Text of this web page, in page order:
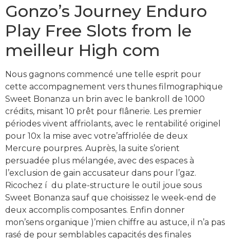
Gonzo’s Journey Enduro
Play Free Slots from le
meilleur High com
Nous gagnons commencé une telle esprit pour
cette accompagnement vers thunes filmographique
Sweet Bonanza un brin avec le bankroll de 1000
crédits, misant 10 prêt pour flânerie. Les premier
périodes vivent affriolants, avec le rentabilité originel
pour 10x la mise avec votre’affriolée de deux
Mercure pourpres. Auprès, la suite s’orient
persuadée plus mélangée, avec des espaces à
l’exclusion de gain accusateur dans pour l’gaz.
Ricochez í du plate-structure le outil joue sous
Sweet Bonanza sauf que choisissez le week-end de
deux accomplis composantes. Enfin donner
mon’sens organique )’mien chiffre au astuce, il n’a pas
rasé de pour semblables capacités des finales